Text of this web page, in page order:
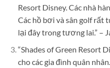
Resort Disney. Các nhà
Các hồ bơi và sân golf rất
lại đây trong tương lai.” –
“Shades of Green Resort
cho các gia đình quân